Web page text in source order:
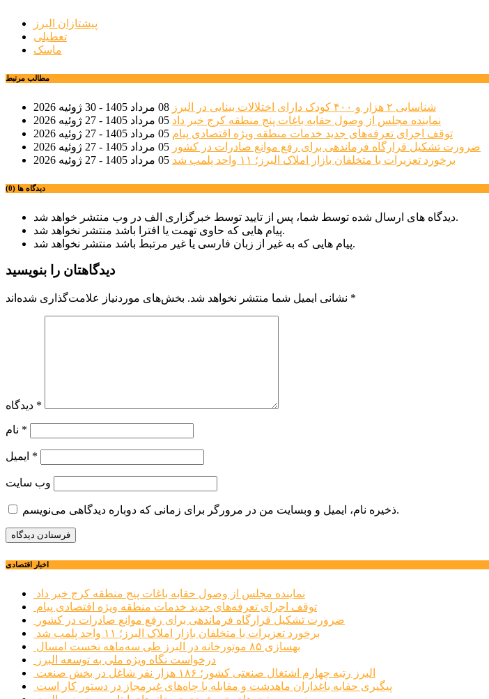
پیشتازان البرز
تعطیلی
ماسک
مطالب مرتبط
شناسایی ۲ هزار و ۴۰۰ کودک دارای اختلالات بینایی در البرز
08 مرداد 1405 - 30 ژوئیه 2026
نماینده مجلس از وصول حقابه باغات پنج منطقه کرج خبر داد 05 مرداد 1405 - 27 ژوئیه 2026
توقف اجرای تعرفه‌های جدید خدمات منطقه ویژه اقتصادی پیام 05 مرداد 1405 - 27 ژوئیه 2026
ضرورت تشکیل قرارگاه فرماندهی برای رفع موانع صادرات در کشور 05 مرداد 1405 - 27 ژوئیه 2026
برخورد تعزیرات با متخلفان بازار املاک البرز؛ ۱۱ واحد پلمب شد
05 مرداد 1405 - 27 ژوئیه 2026
دیدگاه ها (0)
دیدگاه های ارسال شده توسط شما، پس از تایید توسط خبرگزاری الف در وب منتشر خواهد شد.
پیام هایی که حاوی تهمت یا افترا باشد منتشر نخواهد شد.
پیام هایی که به غیر از زبان فارسی یا غیر مرتبط باشد منتشر نخواهد شد.
دیدگاهتان را بنویسید
نشانی ایمیل شما منتشر نخواهد شد. *
*
*
*
وب‌ سایت
ذخیره نام، ایمیل و وبسایت من در مرورگر برای زمانی که دوباره دیدگاهی می‌نویسم.
اخبار اقتصادی
نماینده مجلس از وصول حقابه باغات پنج منطقه کرج خبر داد
توقف اجرای تعرفه‌های جدید خدمات منطقه ویژه اقتصادی پیام
ضرورت تشکیل قرارگاه فرماندهی برای رفع موانع صادرات در کشور
برخورد تعزیرات با متخلفان بازار املاک البرز؛ ۱۱ واحد پلمب شد
بهسازی ۸۵ موتورخانه در البرز طی سه‌ماهه نخست امسال
درخواست نگاه ویژه ملی به توسعه البرز
البرز رتبه چهارم اشتغال صنعتی کشور؛ ۱۸۶ هزار نفر شاغل در بخش صنعت
پیگیری حقابه باغداران ماهدشت و مقابله با چاه‌های غیرمجاز در دستور کار است